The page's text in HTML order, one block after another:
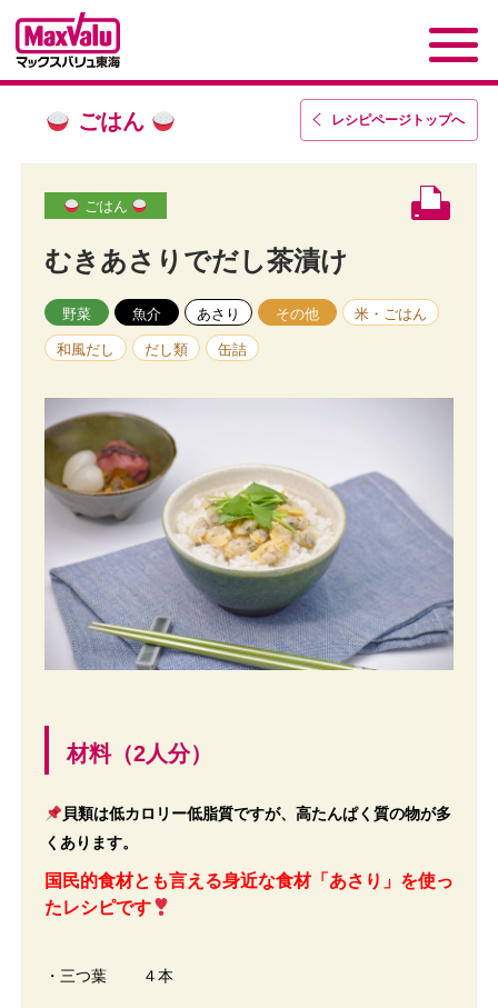
レシピページトップへ
ごはん
ごはん
むきあさりでだし茶漬け
野菜 魚介 あさり その他 米・ごはん
和風だし だし類 缶詰
材料（2人分）
貝類は低カロリー低脂質ですが、高たんぱく質の物が多
くあります。
国民的食材とも言える身近な食材「あさり」を使っ
たレシピです
・三つ葉 ４本